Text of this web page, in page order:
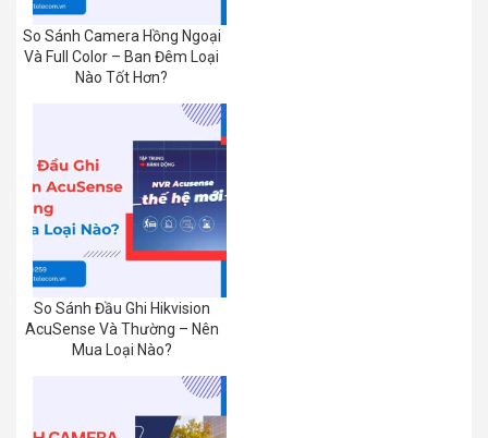
So Sánh Camera Hồng Ngoại
Và Full Color – Ban Đêm Loại
Nào Tốt Hơn?
So Sánh Đầu Ghi Hikvision
AcuSense Và Thường – Nên
Mua Loại Nào?